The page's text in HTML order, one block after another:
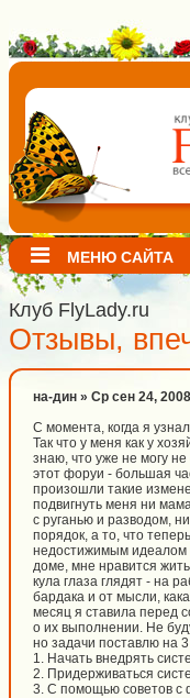
МЕНЮ САЙТА
Клуб FlyLady.ru
Отзывы,
на-дин » Ср сен 24,
С момента, когда я
Так что у меня как у
знаю, что уже не могу не
этот форуи - большая
произошли такие
подвигнуть меня ни
с руганью и разводом,
порядок, а то, что
недостижимым идеалом
доме, мне нравится
кула глаза глядят - на
бардака и от мысли,
месяц я ставила перед
о их выполнении. Не
но задачи поставлю на
1. Начать внедрять
2. Придерживаться
3. С помощью советов с